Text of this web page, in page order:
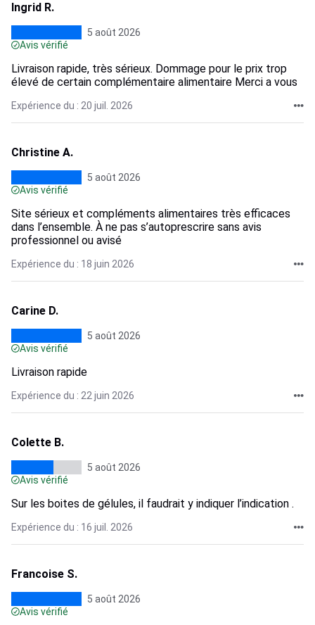
Ingrid R.
5 août 2026
Avis vérifié
Livraison rapide, très sérieux. Dommage pour le prix trop
élevé de certain complémentaire alimentaire Merci a vous
Expérience du : 20 juil. 2026
Christine A.
5 août 2026
Avis vérifié
Site sérieux et compléments alimentaires très efficaces
dans l’ensemble. À ne pas s’autoprescrire sans avis
professionnel ou avisé
Expérience du : 18 juin 2026
Carine D.
5 août 2026
Avis vérifié
Livraison rapide
Expérience du : 22 juin 2026
Colette B.
5 août 2026
Avis vérifié
Sur les boites de gélules, il faudrait y indiquer l’indication .
Expérience du : 16 juil. 2026
Francoise S.
5 août 2026
Avis vérifié